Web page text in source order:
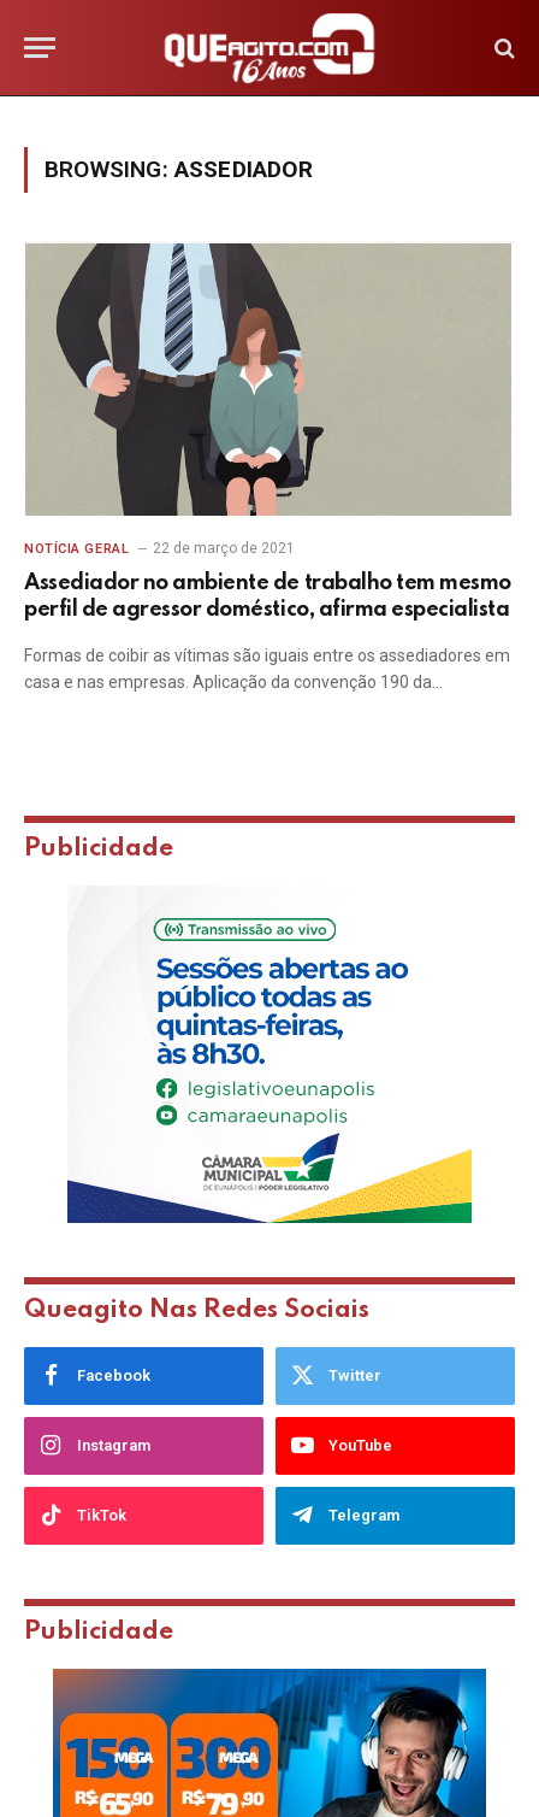
BROWSING:ASSEDIADOR
NOTÍCIA GERAL 22 de março de 2021
Assediador no ambiente de trabalho tem mesmo
perfil de agressor doméstico, afirma especialista
Formas de coibir as vítimas são iguais entre os assediadores em
casa e nas empresas. Aplicação da convenção 190 da…
Publicidade
Queagito Nas Redes Sociais
Facebook Twitter
Instagram YouTube
TikTok Telegram
Publicidade